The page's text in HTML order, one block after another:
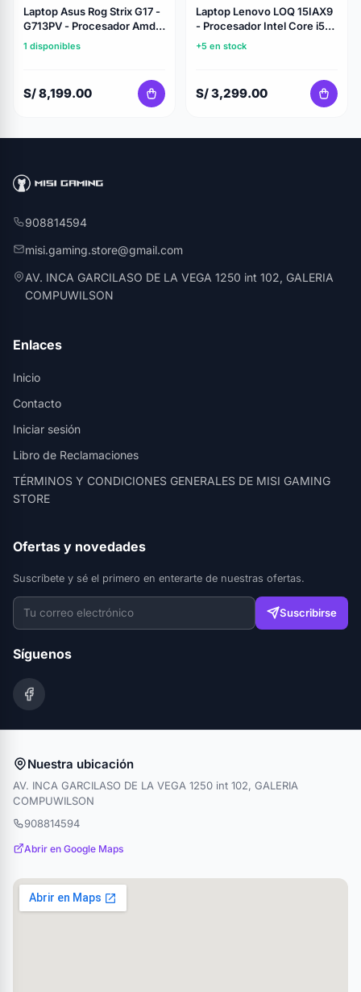
Laptop Asus Rog Strix G17 -
G713PV - Procesador Amd
Ryzen 9 7845HX -
Almacenamiento 1 Tb Ssd -
Geforce Nvidia RTX 4060
8Gb - 17.3″ WQHD
1 disponibles
S/ 8,199.00
Laptop Lenovo LOQ 15IAX9
- Procesador Intel Core i5-
12450Hx - Memoria Ram
SSD M.2 - Geforce Nvidia
RTX 3050 6GB - 15.6" FHD
+5 en stock
S/ 3,299.00
908814594
misi.gaming.store@gmail.com
AV. INCA GARCILASO DE LA VEGA 1250 int 102, GALERIA
COMPUWILSON
Enlaces
Inicio
Contacto
Iniciar sesión
Libro de Reclamaciones
TÉRMINOS Y CONDICIONES GENERALES DE MISI GAMING
STORE
Ofertas y novedades
Suscríbete y sé el primero en enterarte de nuestras ofertas.
Suscribirse
Síguenos
Nuestra ubicación
AV. INCA GARCILASO DE LA VEGA 1250 int 102, GALERIA
COMPUWILSON
908814594
Abrir en Google Maps